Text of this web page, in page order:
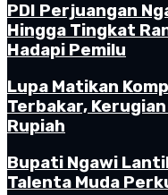
PDI Perjuangan
Hingga Tingkat
Hadapi Pemilu
Lupa Matikan
Terbakar,
Rupiah
Bupati Ngawi
Talenta Muda